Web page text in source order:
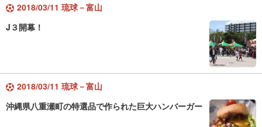
2018/03/11 琉球－富山
J３開幕！
2018/03/11 琉球－富山
沖縄県八重瀬町の特選品で作られた巨大ハンバーガー